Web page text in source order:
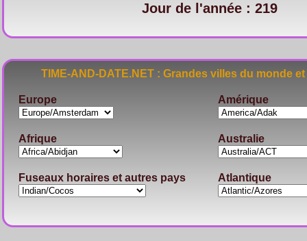
Jour de l'année : 219
TIME-AND-DATE.NET : Grandes villes du
Europe Amérique
Afrique Australie
Fuseaux horaires et autres pays Atlantique